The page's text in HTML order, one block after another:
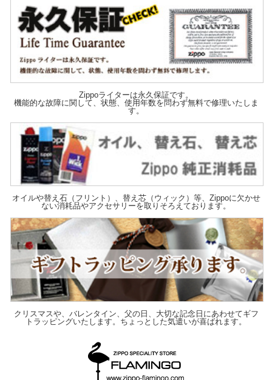
Zippoライターは永久保証です。
機能的な故障に関して、状態、使用年数を問わず無料で修理いたしま
す。
オイルや替え石（フリント）、替え芯（ウィック）等、Zippoに欠かせ
ない消耗品やアクセサリーを取りそろえております。
クリスマスや、バレンタイン、父の日、大切な記念日にあわせてギフ
トラッピングいたします。ちょっとした気遣いが喜ばれます。